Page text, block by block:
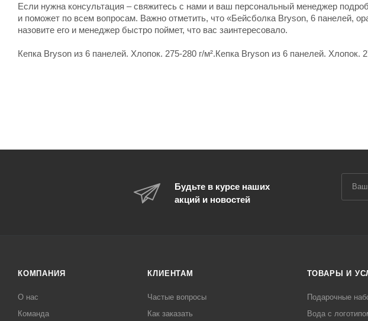
Если нужна консультация – свяжитесь с нами и ваш персональный менеджер
и поможет по всем вопросам. Важно отметить, что «Бейсболка Bryson, 6 панелей,
назовите его и менеджер быстро поймет, что вас заинтересовало.
Кепка Bryson из 6 панелей. Хлопок. 275-280 г/м².Кепка Bryson из 6 панелей. Хлопок.
Будьте в курсе наших
акций и новостей
КОМПАНИЯ
О нас
Команда
КЛИЕНТАМ
Частые вопросы
Как заказать
ТОВАРЫ И
Подарочные
Вода с